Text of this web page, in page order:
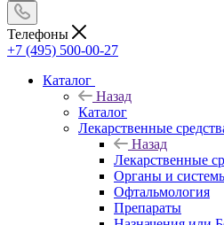
Телефоны
+7 (495) 500-00-27
Каталог
Назад
Каталог
Лекарственные
Назад
Лекарственные
Органы и
Офтальмология
Препараты